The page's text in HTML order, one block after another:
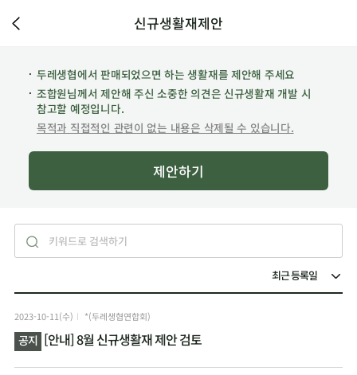
신규생활재제안
두레생협에서 판매되었으면 하는 생활재를 제안해 주세요
조합원님께서 제안해 주신 소중한 의견은 신규생활재 개발 시
참고할 예정입니다.
목적과 직접적인 관련이 없는 내용은 삭제될 수 있습니다.
제안하기
2023-10-11(수) *(두레생협연합회)
공지 [안내] 8월 신규생활재 제안 검토